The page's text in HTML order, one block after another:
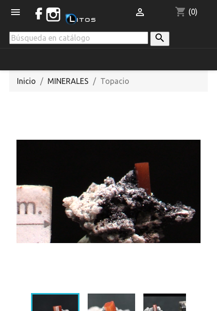
 shopping_cart (0)


Inicio MINERALES Topacio